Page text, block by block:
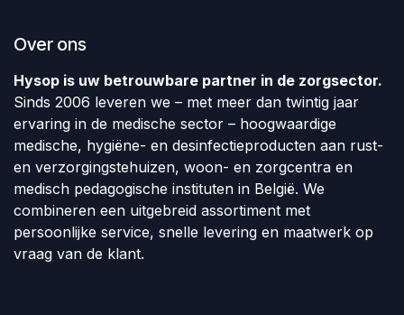
Over ons
Hysop is uw betrouwbare partner in de zorgsector.
Sinds 2006 leveren we – met meer dan twintig jaar
ervaring in de medische sector – hoogwaardige
medische, hygiëne- en desinfectieproducten aan rust-
en verzorgingstehuizen, woon- en zorgcentra en
medisch pedagogische instituten in België. We
combineren een uitgebreid assortiment met
persoonlijke service, snelle levering en maatwerk op
vraag van de klant.